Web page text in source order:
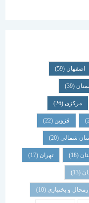
(59)
(26)
قزوین
(20)
تهران
(10)